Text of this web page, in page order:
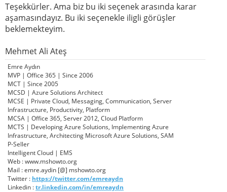
Teşekkürler. Ama biz bu iki seçenek arasında karar
aşamasındayız. Bu iki seçenekle iligli görüşler
beklemekteyim.
Mehmet Ali Ateş
Emre Aydın
MVP | Office 365 | Since 2006
MCT | Since 2005
MCSD | Azure Solutions Architect
MCSE | Private Cloud, Messaging, Communication, Server
Infrastructure, Productivity, Platform
MCSA | Office 365, Server 2012, Cloud Platform
MCTS | Developing Azure Solutions, Implementing Azure
Infrastructure, Architecting Microsoft Azure Solutions, SAM
P-Seller
Intelligent Cloud | EMS
Web : www.mshowto.org
Mail : emre.aydin [@] mshowto.org
Twitter : https://twitter.com/emreaydn
Linkedin :tr.linkedin.com/in/emreaydn